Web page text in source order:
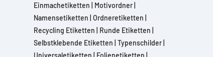
Einmachetiketten
Motivordner
Namensetiketten Ordneretiketten
Recycling Etiketten
Runde Etiketten
Selbstklebende Etiketten Typenschilder
Universaletiketten
Folienetiketten